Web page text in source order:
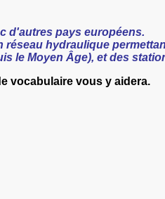
d'autres pays européens.
hydraulique
le Moyen Âge), et des
vocabulaire vous y aidera.